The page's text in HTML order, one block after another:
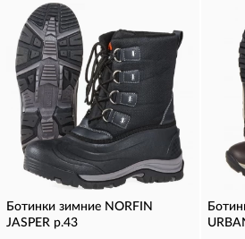
Ботинки зимние NORFIN
JASPER р.43